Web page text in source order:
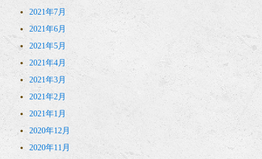
2021年7月
2021年6月
2021年5月
2021年4月
2021年3月
2021年2月
2021年1月
2020年12月
2020年11月